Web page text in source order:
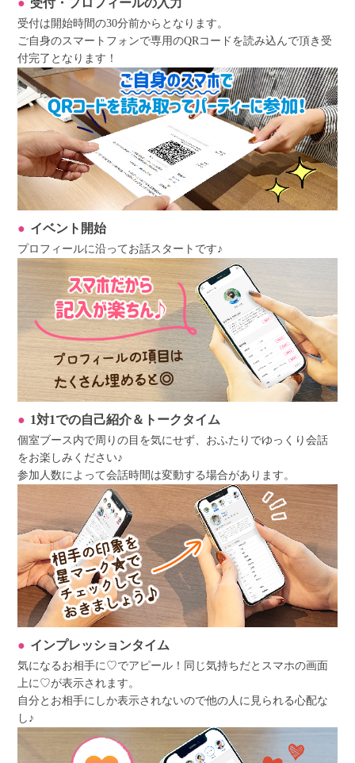
受付は開始時間の30分前からとなります。
ご自身のスマートフォンで専用のQRコードを読み込んで頂き受
付完了となります！
イベント開始
プロフィールに沿ってお話スタートです♪
1対1での自己紹介＆トークタイム
個室ブース内で周りの目を気にせず、おふたりでゆっくり会話
をお楽しみください♪
参加人数によって会話時間は変動する場合があります。
インプレッションタイム
気になるお相手に♡でアピール！同じ気持ちだとスマホの画面
上に♡が表示されます。
自分とお相手にしか表示されないので他の人に見られる心配な
し♪